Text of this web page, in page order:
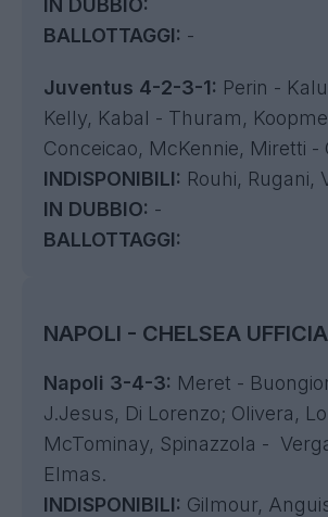
IN DUBBIO:
BALLOTTAGGI: -
Juventus 4-2-3-1: Perin -
Kelly, Kabal - Thuram,
Conceicao, McKennie, Miretti -
INDISPONIBILI: Rouhi, Rugani,
IN DUBBIO: -
BALLOTTAGGI:
NAPOLI - CHELSEA
Napoli 3-4-3: Meret -
J.Jesus, Di Lorenzo; Olivera,
McTominay, Spinazzola -
Elmas.
INDISPONIBILI: Gilmour,